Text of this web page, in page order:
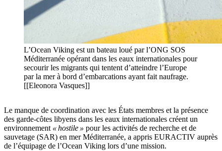
L’Ocean Viking est un bateau loué par l’ONG SOS
Méditerranée opérant dans les eaux internationales pour
secourir les migrants qui tentent d’atteindre l’Europe
par la mer à bord d’embarcations ayant fait naufrage.
[[Eleonora Vasques]]
Le manque de coordination avec les États membres et la présence
des garde-côtes libyens dans les eaux internationales créent un
environnement « hostile » pour les activités de recherche et de
sauvetage (SAR) en mer Méditerranée, a appris EURACTIV auprès
de l’équipage de l’Ocean Viking lors d’une mission.